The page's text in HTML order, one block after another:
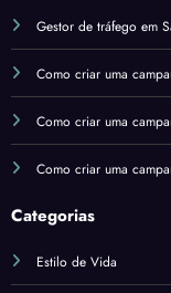
Gestor de tráfego em
Como criar uma
Como criar uma
Como criar uma
Categorias
Estilo de Vida